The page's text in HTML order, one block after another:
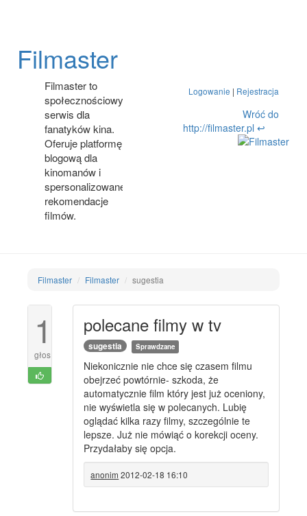
Filmaster
Filmaster to
społecznościowy
serwis dla
fanatyków kina.
Oferuje platformę
blogową dla
kinomanów i
spersonalizowane
rekomendacje
filmów.
Logowanie | Rejestracja
Wróć do
http://filmaster.pl ↩
Filmaster Filmaster sugestia
1
głos
polecane filmy w tv
sugestia Sprawdzane
Niekonicznie nie chce się czasem filmu
obejrzeć powtórnie- szkoda, że
automatycznie film który jest już oceniony,
nie wyświetla się w polecanych. Lubię
oglądać kilka razy filmy, szczególnie te
lepsze. Już nie mówiąć o korekcji oceny.
Przydałaby się opcja.
anonim 2012-02-18 16:10